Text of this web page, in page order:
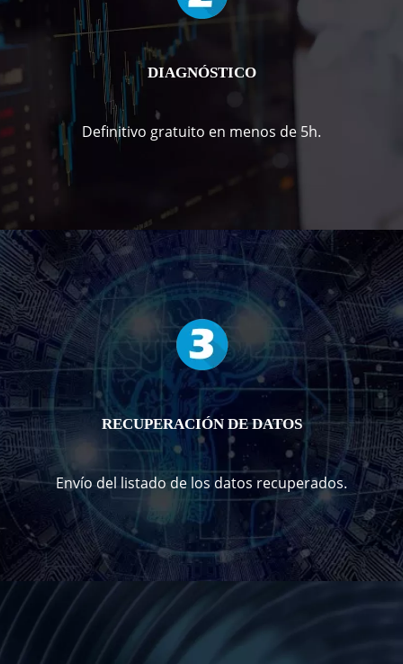
DIAGNÓSTICO
Definitivo gratuito en menos de 5h.
RECUPERACIÓN DE DATOS
Envío del listado de los datos recuperados.